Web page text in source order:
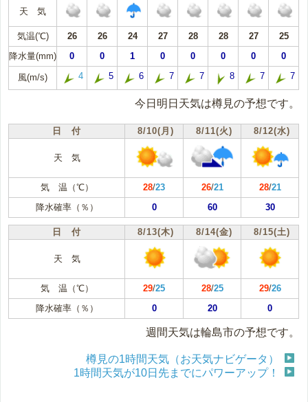
天 気
気温(℃) 26 26 24 27 28 28 27
25
降水量(mm)
0 0 1 0 0 0 0 0
風(m/s) 4 5 6 7 7 8 7 7
今日明日天気は樽見の予想です。
日 付 8/10(月) 8/11(火) 8/12(水)
天 気
気 温（℃） 28/23 26/21 28/21
降水確率（％）
0 60 30
日 付 8/13(木) 8/14(金) 8/15(土)
天 気
気 温（℃） 29/25 28/25 29/26
降水確率（％）
0 20 0
週間天気は輪島市の予想です。
樽見の1時間天気（お天気ナビゲータ）
1時間天気が10日先までにパワーアップ！